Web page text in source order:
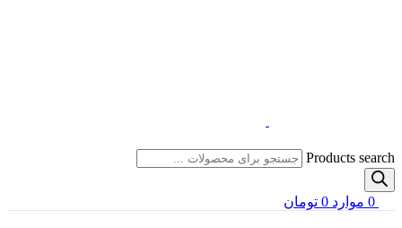
Products search
0 موارد 0 تومان